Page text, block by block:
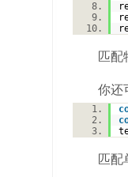
匹配特
你还可
匹配单